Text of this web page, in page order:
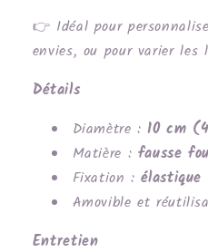
👉 Idéal pour
envies, ou pour varier
Détails
Diamètre :10 cm
Matière : fausse
Fixation :
Amovible et
Entretien